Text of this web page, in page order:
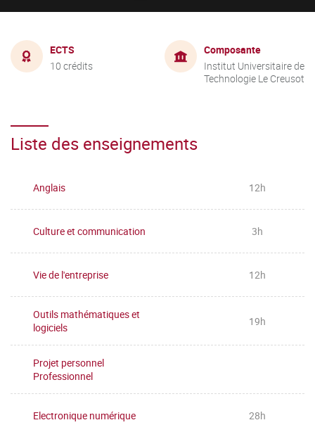
ECTS
10 crédits
Composante
Institut Universitaire de
Technologie Le Creusot
Liste des enseignements
Anglais 12h
Culture et communication 3h
Vie de l'entreprise 12h
Outils mathématiques et
logiciels
19h
Projet personnel
Professionnel
Electronique numérique 28h